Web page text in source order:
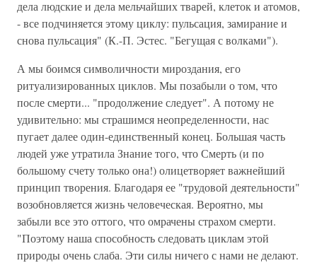
дела людские и дела мельчайших тварей, клеток и атомов,
- все подчиняется этому циклу: пульсация, замирание и
снова пульсация" (К.-П. Эстес. "Бегущая с волками").
А мы боимся символичности мироздания, его
ритуализированных циклов. Мы позабыли о том, что
после смерти... "продолжение следует". А потому не
удивительно: мы страшимся неопределенности, нас
пугает далее один-единственный конец. Большая часть
людей уже утратила Знание того, что Смерть (и по
большому счету только она!) олицетворяет важнейший
принцип творения. Благодаря ее "трудовой деятельности"
возобновляется жизнь человеческая. Вероятно, мы
забыли все это оттого, что омрачены страхом смерти.
"Поэтому наша способность следовать циклам этой
природы очень слаба. Эти силы ничего с нами не делают.